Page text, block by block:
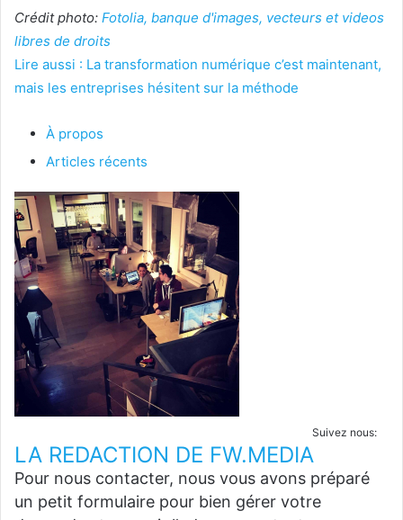
Crédit photo: Fotolia, banque d'images, vecteurs et videos
libres de droits
Lire aussi : La transformation numérique c’est maintenant,
mais les entreprises hésitent sur la méthode
À propos
Articles récents
Suivez nous:
LA REDACTION DE FW.MEDIA
Pour nous contacter, nous vous avons préparé
un petit formulaire pour bien gérer votre